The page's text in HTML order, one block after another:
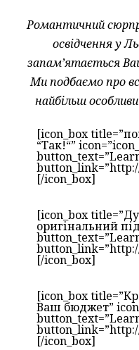
Романтичний
освідчення у
запам’ятається
Ми подбаємо про
найбільш
[icon_box
“Так!“”
[/icon_box]
[icon_box
оригінальний
[/icon_box]
[icon_box
Ваш бюджет”
[/icon_box]